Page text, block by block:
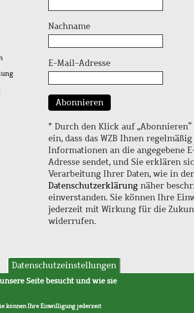
Nachname
E-Mail-Adresse
Abonnieren
* Durch den Klick auf
ein, dass das WZB Ihnen regelmäßig
Informationen an die angegebene
Adresse sendet, und Sie erklären
Verarbeitung Ihrer Daten, wie in der
Datenschutzerklärung näher
einverstanden. Sie können Ihre
jederzeit mit Wirkung für die
widerrufen.
Datenschutzeinstellungen
Seite besucht und wie sie
können Ihre Einwilligung jederzeit